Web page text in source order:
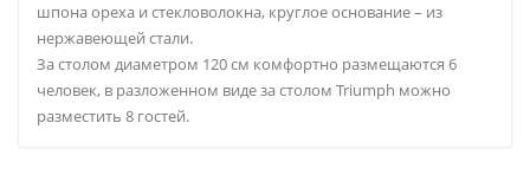
шпона ореха и стекловолокна, круглое основание – из
нержавеющей стали.
За столом диаметром 120 см комфортно размещаются 6
человек, в разложенном виде за столом Triumph можно
разместить 8 гостей.